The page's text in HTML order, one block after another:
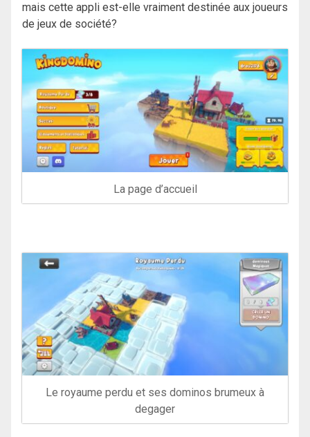
mais cette appli est-elle vraiment destinée aux joueurs
de jeux de société?
La page d’accueil
Le royaume perdu et ses dominos brumeux à
degager